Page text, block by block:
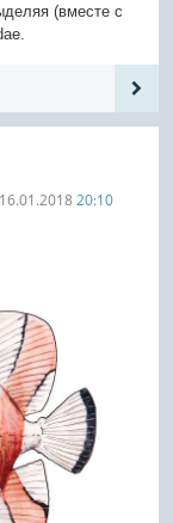
(вместе с
16.01.2018 20:10